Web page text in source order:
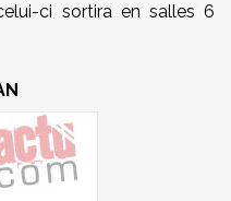
ci sortira en salles 6